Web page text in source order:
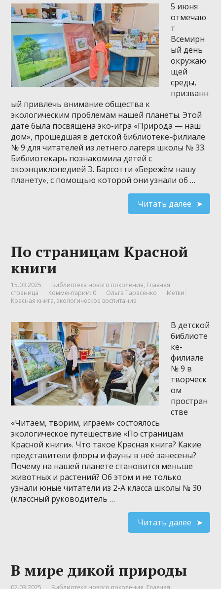
5 июня
отмечаю
т
Всемирн
ый день
окружаю
щей
среды,
призванн
ый привлечь внимание общества к
экологическим проблемам нашей планеты. Этой
дате была посвящена эко-игра «Природа — наш
дом», прошедшая в детской библиотеке-филиале
№ 9 для читателей из летнего лагеря школы № 33.
Библиотекарь познакомила детей с
экоэнциклопедией Э. Барсотти «Бережём нашу
планету», с помощью которой они узнали об …
Читать далее
По страницам Красной
книги
15.03.2025 Библиотека нового поколения, Главная
страница
Комментарии: 0 Ольга Тарасенко
Метки:
Красная книга,экологическое воспитание
В детской
библиоте
ке-
филиале
№ 9 в
творческ
ом
простран
стве
«Читаем, творим, играем» состоялось
экологическое путешествие «По страницам
Красной книги». Что такое Красная книга? Какие
представители флоры и фауны в неё занесены?
Почему на нашей планете становится меньше
животных и растений? Об этом и не только
узнали юные читатели из 2-А класса школы № 30
(классный руководитель …
Читать далее
В мире дикой природы
02.03.2025 Библиотека нового поколения Главная